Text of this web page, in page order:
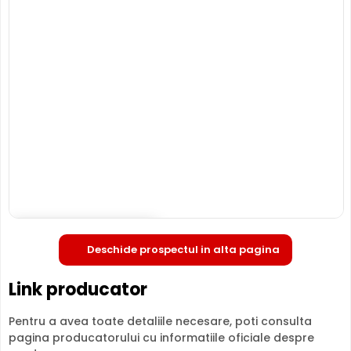
Deschide prospectul in alta pagina
Link producator
Pentru a avea toate detaliile necesare, poti consulta
pagina producatorului cu informatiile oficiale despre